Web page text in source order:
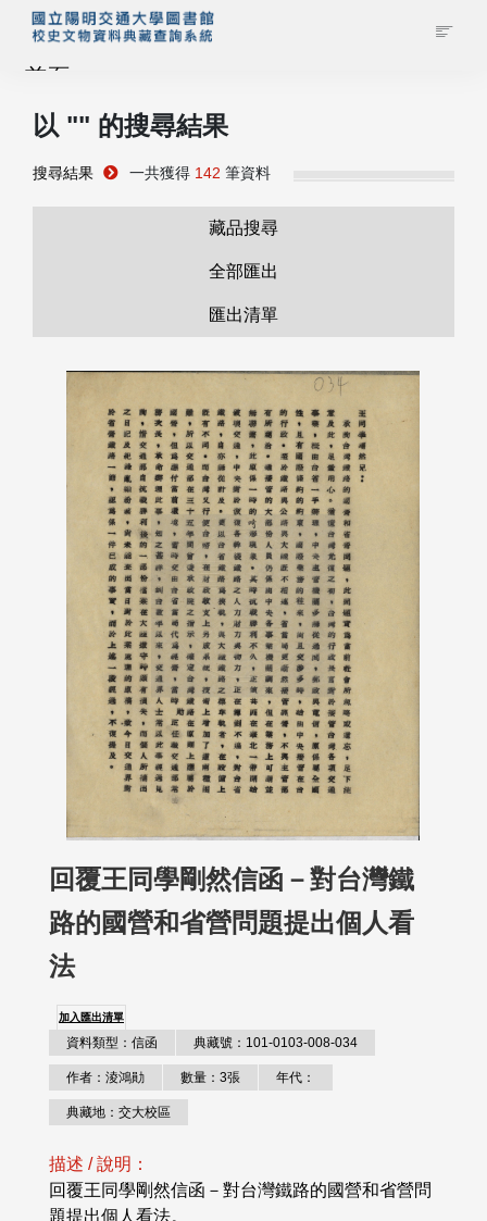
首頁
藏品查詢
管理者登入
以 "" 的搜尋結果
搜尋結果 一共獲得 142 筆資料
藏品搜尋
全部匯出
匯出清單
回覆王同學剛然信函－對台灣鐵
路的國營和省營問題提出個人看
法
加入匯出清單
資料類型：信函 典藏號：101-0103-008-034
作者：淩鴻勛 數量：3張 年代：
典藏地：交大校區
描述 / 說明：
回覆王同學剛然信函－對台灣鐵路的國營和省營問
題提出個人看法。